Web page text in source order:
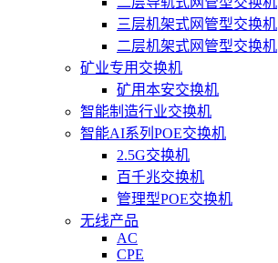
三层机架式网管型交换机
二层机架式网管型交换机
矿业专用交换机
矿用本安交换机
智能制造行业交换机
智能AI系列POE交换机
2.5G交换机
百千兆交换机
管理型POE交换机
无线产品
AC
CPE